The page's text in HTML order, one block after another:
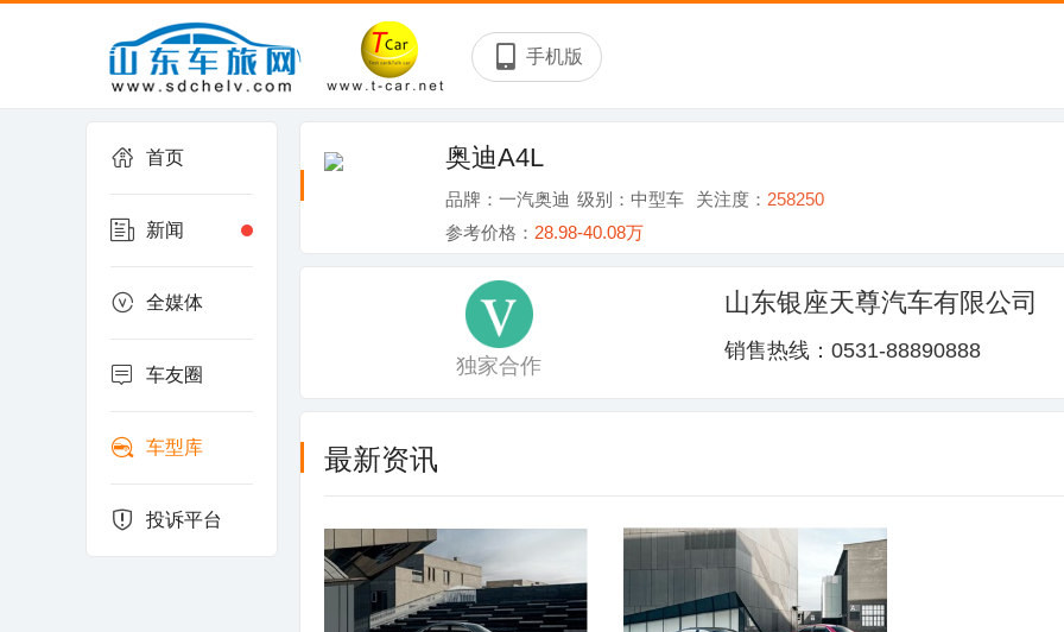
手机版
首页
新闻
全媒体
车友圈
车型库
投诉平台
奥迪A4L
品牌：一汽奥迪 级别：中型车 关注度： 258250
参考价格： 28.98-40.08万
独家合作
山东银座天尊汽车有限公司
销售热线：0531-88890888
最新资讯